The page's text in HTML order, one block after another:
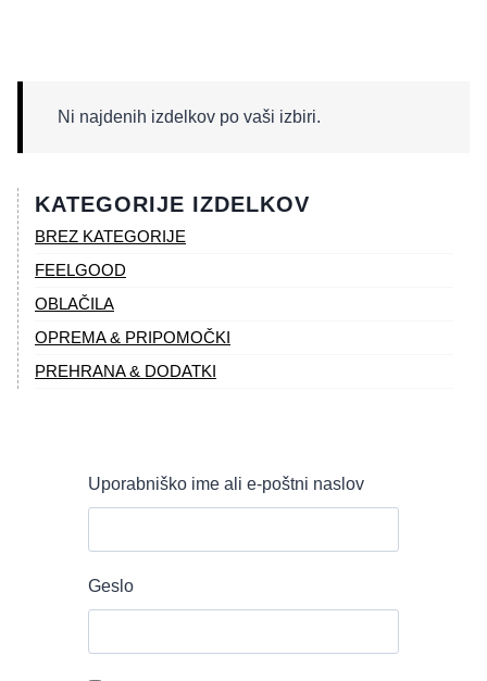
Ni najdenih izdelkov po vaši izbiri.
KATEGORIJE IZDELKOV
BREZ KATEGORIJE
FEELGOOD
OBLAČILA
OPREMA & PRIPOMOČKI
PREHRANA & DODATKI
Uporabniško ime ali e-poštni naslov
Geslo